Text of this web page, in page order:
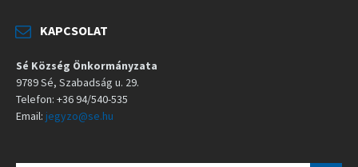
KAPCSOLAT
Sé Község Önkormányzata
9789 Sé, Szabadság u. 29.
Telefon: +36 94/540-535
Email: jegyzo@se.hu